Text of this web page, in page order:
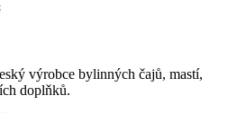
výrobce bylinných čajů, mastí,
doplňků.